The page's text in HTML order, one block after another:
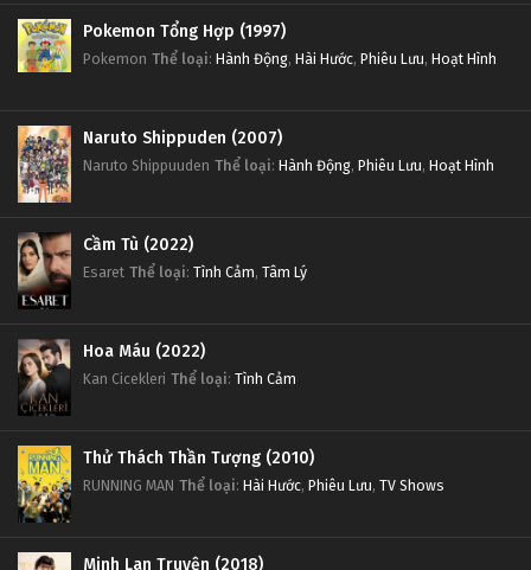
Pokemon Tổng Hợp (1997)
Pokemon Thể loại: Hành Động, Hài Hước, Phiêu Lưu, Hoạt Hình
Naruto Shippuden (2007)
Naruto Shippuuden Thể loại: Hành Động, Phiêu Lưu, Hoạt Hình
Cầm Tù (2022)
Esaret Thể loại: Tình Cảm, Tâm Lý
Hoa Máu (2022)
Kan Cicekleri Thể loại: Tình Cảm
Thử Thách Thần Tượng (2010)
RUNNING MAN Thể loại: Hài Hước, Phiêu Lưu, TV Shows
Minh Lan Truyện (2018)